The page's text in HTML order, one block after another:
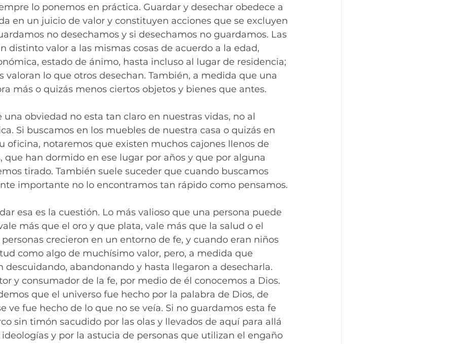
lo ponemos en práctica. Guardar y desechar obedece a
en un juicio de valor y constituyen acciones que se excluyen
no desechamos y si desechamos no guardamos. Las
distinto valor a las mismas cosas de acuerdo a la edad,
estado de ánimo, hasta incluso al lugar de residencia;
valoran lo que otros desechan. También, a medida que una
más o quizás menos ciertos objetos y bienes que antes.
una obviedad no esta tan claro en nuestras vidas, no al
Si buscamos en los muebles de nuestra casa o quizás en
oficina, notaremos que existen muchos cajones llenos de
que han dormido en ese lugar por años y que por alguna
tirado. También suele suceder que cuando buscamos
importante no lo encontramos tan rápido como pensamos.
esa es la cuestión. Lo más valioso que una persona puede
más que el oro y que plata, vale más que la salud o el
crecieron en un entorno de fe, y cuando eran niños
como algo de muchísimo valor, pero, a medida que
descuidando, abandonando y hasta llegaron a desecharla.
y consumador de la fe, por medio de él conocemos a Dios.
que el universo fue hecho por la palabra de Dios, de
ve fue hecho de lo que no se veía. Si no guardamos esta fe
sin timón sacudido por las olas y llevados de aquí para allá
y por la astucia de personas que utilizan el engaño